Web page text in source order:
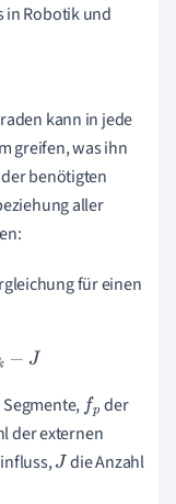
in Robotik und
kann in jede
greifen, was ihn
benötigten
aller
für einen
fp der
der externen
J die Anzahl